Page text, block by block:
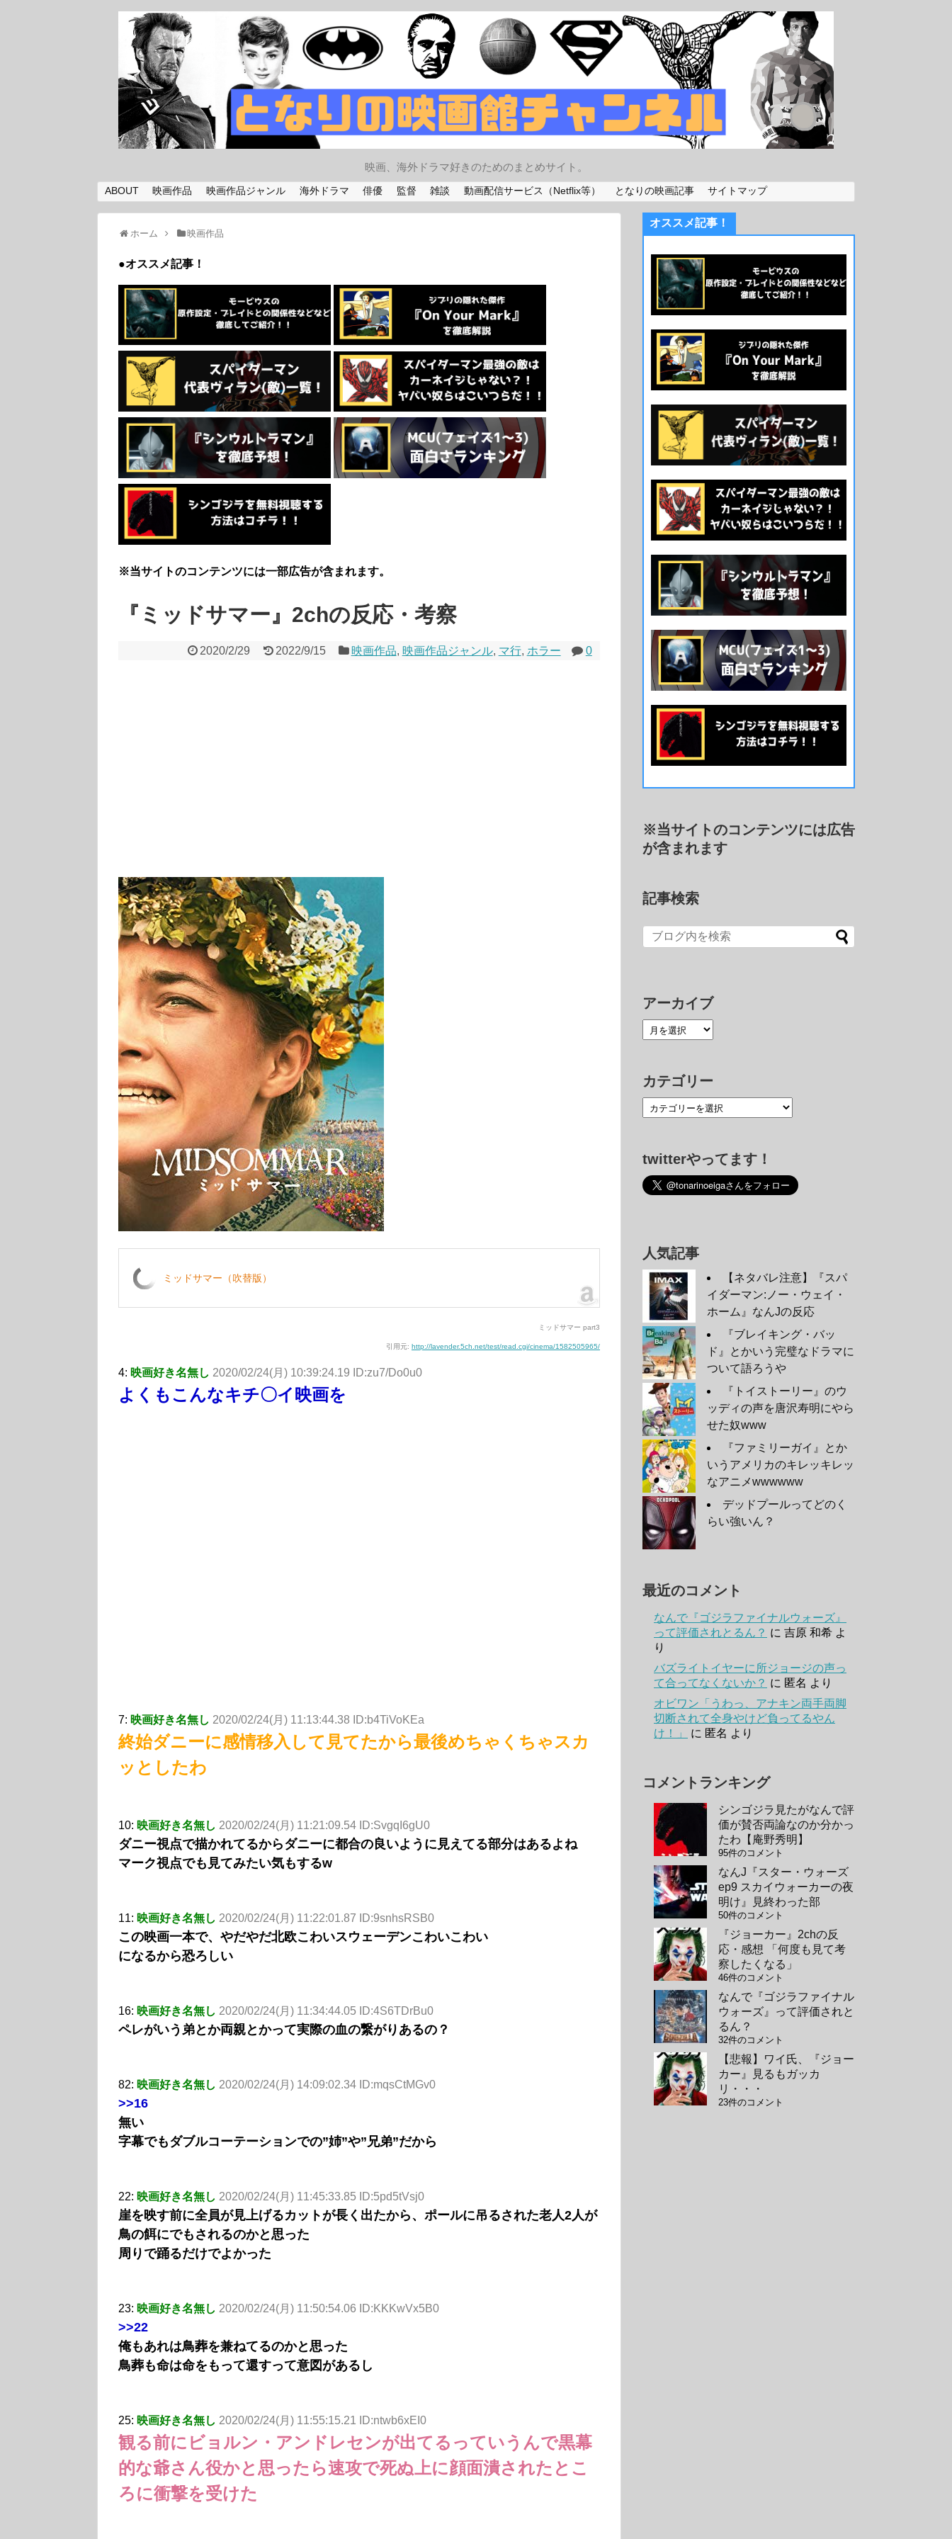
映画、海外ドラマ好きのためのまとめサイト。
ABOUT 映画作品 映画作品ジャンル 海外ドラマ 俳優 監督 雑談 動画配信サービス（Netflix等） となりの映画記事 サイトマップ
ホーム 映画作品
●オススメ記事！
※当サイトのコンテンツには一部広告が含まれます。
『ミッドサマー』2chの反応・考察
2020/2/29 2022/9/15 映画作品, 映画作品ジャンル, マ行, ホラー 0
ミッドサマー（吹替版）
ミッドサマー part3
引用元: http://lavender.5ch.net/test/read.cgi/cinema/1582505965/
4: 映画好き名無し 2020/02/24(月) 10:39:24.19 ID:zu7/Do0u0
よくもこんなキチ〇イ映画を
7: 映画好き名無し 2020/02/24(月) 11:13:44.38 ID:b4TiVoKEa
終始ダニーに感情移入して見てたから最後めちゃくちゃスカ
ッとしたわ
10: 映画好き名無し 2020/02/24(月) 11:21:09.54 ID:SvgqI6gU0
ダニー視点で描かれてるからダニーに都合の良いように見えてる部分はあるよね
マーク視点でも見てみたい気もするw
11: 映画好き名無し 2020/02/24(月) 11:22:01.87 ID:9snhsRSB0
この映画一本で、やだやだ北欧こわいスウェーデンこわいこわい
になるから恐ろしい
16: 映画好き名無し 2020/02/24(月) 11:34:44.05 ID:4S6TDrBu0
ペレがいう弟とか両親とかって実際の血の繋がりあるの？
82: 映画好き名無し 2020/02/24(月) 14:09:02.34 ID:mqsCtMGv0
>>16
無い
字幕でもダブルコーテーションでの”姉”や”兄弟”だから
22: 映画好き名無し 2020/02/24(月) 11:45:33.85 ID:5pd5tVsj0
崖を映す前に全員が見上げるカットが長く出たから、ポールに吊るされた老人2人が
鳥の餌にでもされるのかと思った
周りで踊るだけでよかった
23: 映画好き名無し 2020/02/24(月) 11:50:54.06 ID:KKKwVx5B0
>>22
俺もあれは鳥葬を兼ねてるのかと思った
鳥葬も命は命をもって還すって意図があるし
25: 映画好き名無し 2020/02/24(月) 11:55:15.21 ID:ntwb6xEI0
観る前にビョルン・アンドレセンが出てるっていうんで黒幕
的な爺さん役かと思ったら速攻で死ぬ上に顔面潰されたとこ
ろに衝撃を受けた
オススメ記事！
※当サイトのコンテンツには広告
が含まれます
記事検索
アーカイブ
カテゴリー
twitterやってます！
人気記事
【ネタバレ注意】『スパ
イダーマン:ノー・ウェイ・
ホーム』なんJの反応
『ブレイキング・バッ
ド』とかいう完璧なドラマに
ついて語ろうや
『トイストーリー』のウ
ッディの声を唐沢寿明にやら
せた奴www
『ファミリーガイ』とか
いうアメリカのキレッキレッ
なアニメwwwwww
デッドプールってどのく
らい強いん？
最近のコメント
なんで『ゴジラファイナルウォーズ』
って評価されとるん？ に 吉原 和希 よ
り
バズライトイヤーに所ジョージの声っ
て合ってなくないか？ に 匿名 より
オビワン「うわっ、アナキン両手両脚
切断されて全身やけど負ってるやん
け！」
に 匿名 より
コメントランキング
シンゴジラ見たがなんで評
価が賛否両論なのか分かっ
たわ【庵野秀明】
95件のコメント
なんJ『スター・ウォーズ
ep9 スカイウォーカーの夜
明け』見終わった部
50件のコメント
『ジョーカー』2chの反
応・感想 「何度も見て考
察したくなる」
46件のコメント
なんで『ゴジラファイナル
ウォーズ』って評価されと
るん？
32件のコメント
【悲報】ワイ氏、『ジョー
カー』見るもガッカ
リ・・・
23件のコメント